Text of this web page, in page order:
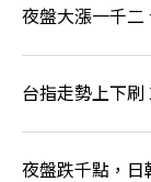
夜盤大漲一千二
台指走勢上下
夜盤跌千點，